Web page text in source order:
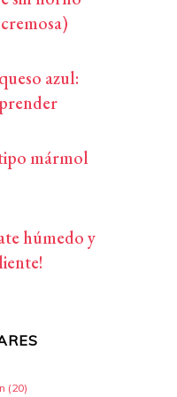
azul:
mármol
húmedo y
(20)